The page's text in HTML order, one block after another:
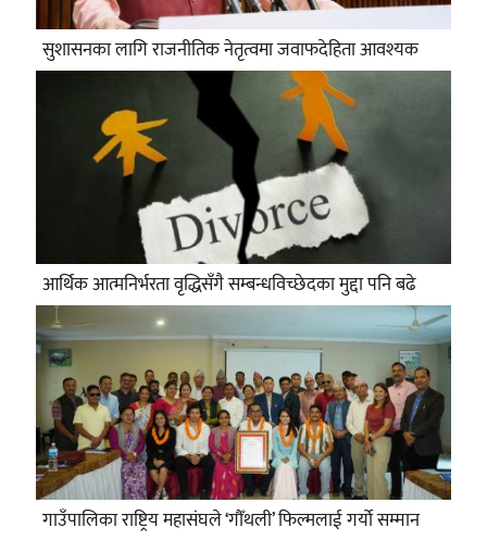
सुशासनका लागि राजनीतिक नेतृत्वमा जवाफदेहिता आवश्यक
आर्थिक आत्मनिर्भरता वृद्धिसँगै सम्बन्धविच्छेदका मुद्दा पनि बढे
गाउँपालिका राष्ट्रिय महासंघले ‘गौँथली’ फिल्मलाई गर्याे सम्मान